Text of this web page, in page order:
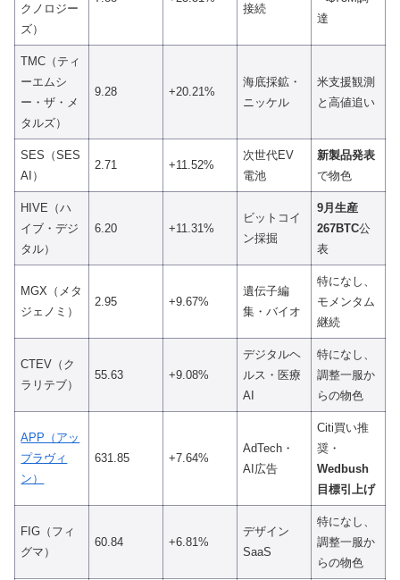
クノロジー
ズ）
接続
達
TMC（ティ
ーエムシ
ー・ザ・メ
タルズ）
9.28 +20.21%
海底採鉱・
ニッケル
米支援観測
と高値追い
SES（SES
AI）
2.71 +11.52%
次世代EV
電池
新製品発表
で物色
HIVE（ハ
イブ・デジ
タル）
6.20 +11.31%
ビットコイ
ン採掘
9月生産
267BTC公
表
MGX（メタ
ジェノミ）
2.95 +9.67%
遺伝子編
集・バイオ
特になし、
モメンタム
継続
CTEV（ク
ラリテブ）
55.63 +9.08%
デジタルヘ
ルス・医療
AI
特になし、
調整一服か
らの物色
APP（アッ
プラヴィ
ン）
631.85 +7.64%
AdTech・
AI広告
Citi買い推
奨・
Wedbush
目標引上げ
FIG（フィ
グマ）
60.84 +6.81%
デザイン
SaaS
特になし、
調整一服か
らの物色